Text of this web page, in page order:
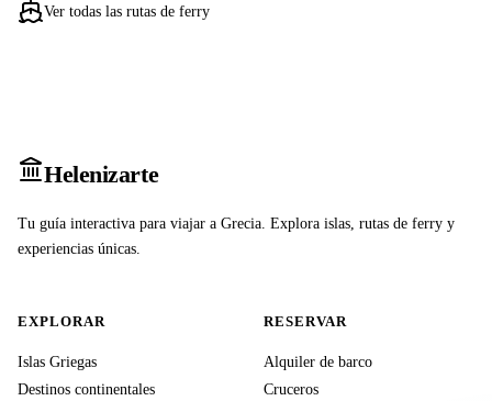
Ver todas las rutas de ferry
Helenizarte
Tu guía interactiva para viajar a Grecia. Explora islas, rutas de ferry y
experiencias únicas.
EXPLORAR
Islas Griegas
Destinos continentales
RESERVAR
Alquiler de barco
Cruceros